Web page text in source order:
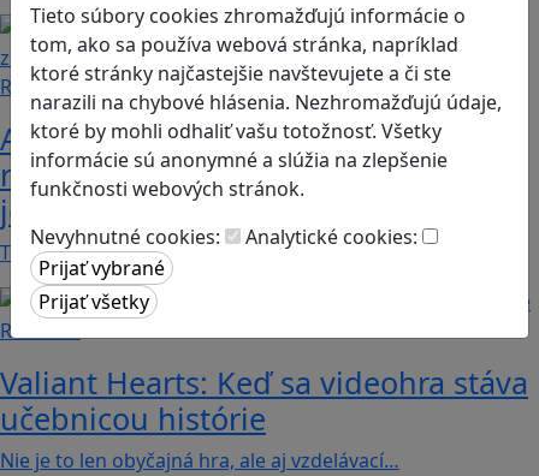
Tieto súbory cookies zhromažďujú informácie o
tom, ako sa používa webová stránka, napríklad
ktoré stránky najčastejšie navštevujete a či ste
narazili na chybové hlásenia. Nezhromažďujú údaje,
ktoré by mohli odhaliť vašu totožnosť. Všetky
informácie sú anonymné a slúžia na zlepšenie
funkčnosti webových stránok.
Nevyhnutné cookies:
Analytické cookies:
Recenzie
Ako ovplyvnil komunistický režim
rodinné vzťahy? To zistíte v hre „Kto
je Helena?“.
Teta Helena je v rodine jedno veľké tabu a len…
Recenzie
Valiant Hearts: Keď sa videohra stáva
učebnicou histórie
Nie je to len obyčajná hra, ale aj vzdelávací…